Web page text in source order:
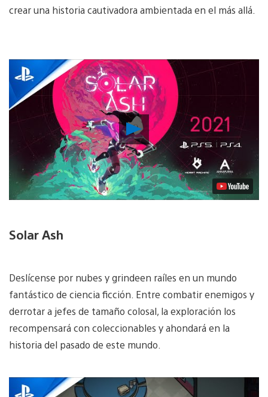
crear una historia cautivadora ambientada en el más allá.
Reproducir
Video
Solar Ash
Deslícense por nubes y grindeen raíles en un mundo
fantástico de ciencia ficción. Entre combatir enemigos y
derrotar a jefes de tamaño colosal, la exploración los
recompensará con coleccionables y ahondará en la
historia del pasado de este mundo.